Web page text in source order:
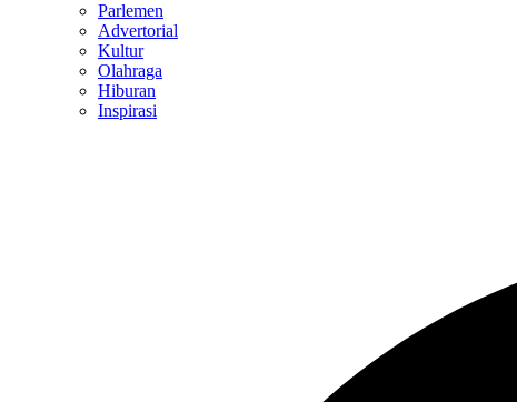
Parlemen
Advertorial
Kultur
Olahraga
Hiburan
Inspirasi